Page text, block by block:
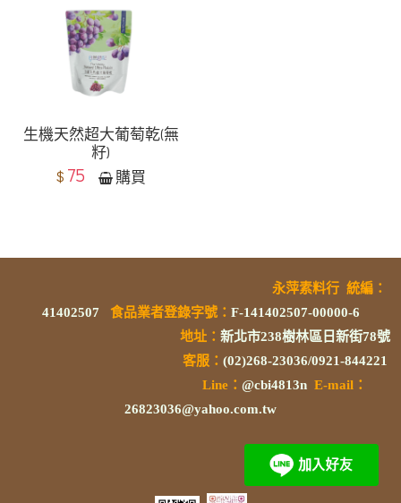
生機天然超大葡萄乾(無
籽)
$ 75 購買
永萍素料行 統編 ：
41402507
食品業者登錄字號： F-141402507-00000-6
地址： 新北市238樹林區日新街78號
客服： (02)268-23036/0921-844221
Line： @cbi4813n E-mail：
26823036@yahoo.com.tw